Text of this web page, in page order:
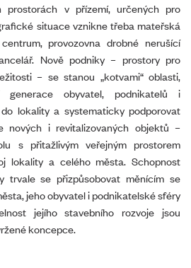
prostorách v přízemí, určených pro
situace vznikne třeba mateřská
provozovna drobné nerušící
Nově podniky – prostory pro
– se stanou „kotvami“ oblasti,
generace obyvatel, podnikatelů i
lokality a systematicky podporovat
nových i revitalizovaných objektů –
s přitažlivým veřejným prostorem
lokality a celého města. Schopnost
trvale se přizpůsobovat měnícím se
jeho obyvatel i podnikatelské sféry
jejího stavebního rozvoje jsou
koncepce.